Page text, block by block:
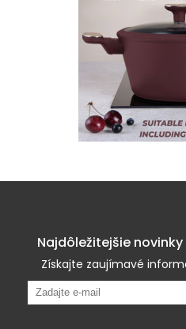
Najdôležitejšie
Získajte zaujímavé